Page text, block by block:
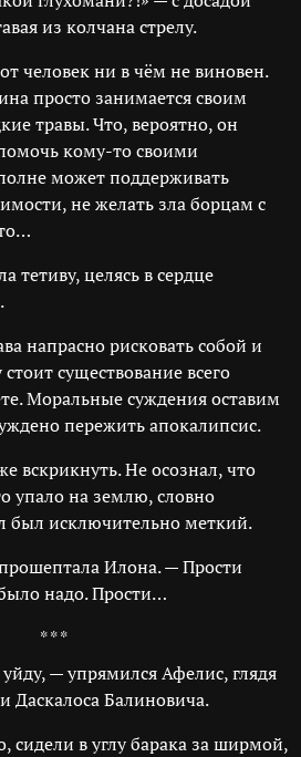
из колчана стрелу.
человек ни в чём не виновен.
просто занимается своим
травы. Что, вероятно, он
кому-то своими
может поддерживать
не желать зла борцам с
тетиву, целясь в сердце
напрасно рисковать собой и
существование всего
Моральные суждения оставим
пережить апокалипсис.
вскрикнуть. Не осознал, что
упало на землю, словно
был исключительно меткий.
Илона. — Прости
надо. Прости…
* * *
— упрямился Афелис, глядя
Даскалоса Балиновича.
сидели в углу барака за ширмой,